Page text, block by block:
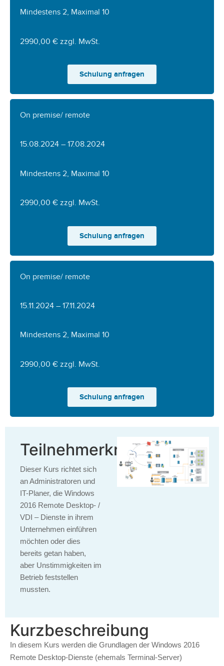
Mindestens 2, Maximal 10
2990,00 € zzgl. MwSt.
Schulung anfragen
On premise/ remote
15.08.2024 – 17.08.2024
Mindestens 2, Maximal 10
2990,00 € zzgl. MwSt.
Schulung anfragen
On premise/ remote
15.11.2024 – 17.11.2024
Mindestens 2, Maximal 10
2990,00 € zzgl. MwSt.
Schulung anfragen
Teilnehmerkreis
Dieser Kurs richtet sich
an Administratoren und
IT-Planer, die Windows
2016 Remote Desktop- /
VDI – Dienste in ihrem
Unternehmen einführen
möchten oder dies
bereits getan haben,
aber Unstimmigkeiten im
Betrieb feststellen
mussten.
Kurzbeschreibung
In diesem Kurs werden die Grundlagen der Windows 2016
Remote Desktop-Dienste (ehemals Terminal-Server)